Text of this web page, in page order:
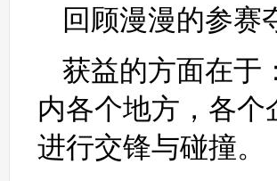
回顾漫漫的参赛
获益的方面在于
内各个地方，各
进行交锋与碰撞。